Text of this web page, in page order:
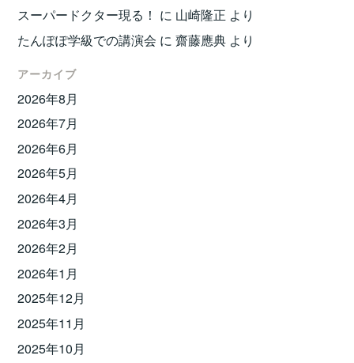
スーパードクター現る！ に 山崎隆正 より
たんぽぽ学級での講演会 に齋藤應典 より
アーカイブ
2026年8月
2026年7月
2026年6月
2026年5月
2026年4月
2026年3月
2026年2月
2026年1月
2025年12月
2025年11月
2025年10月